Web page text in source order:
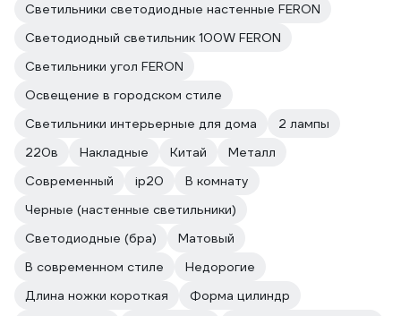
Светильники светодиодные настенные FERON
Светодиодный светильник 100W FERON
Светильники угол FERON
Освещение в городском стиле
Светильники интерьерные для дома
2 лампы
220в
Накладные Китай
Металл
Современный
ip20
В комнату
Черные (настенные светильники)
Светодиодные (бра)
Матовый
В современном стиле
Недорогие
Длина ножки короткая
Форма цилиндр